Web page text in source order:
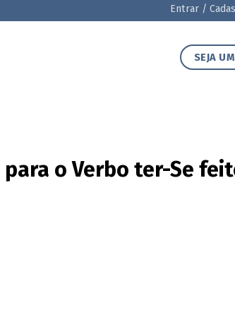
Entrar /
SEJA
para o Verbo ter-Se